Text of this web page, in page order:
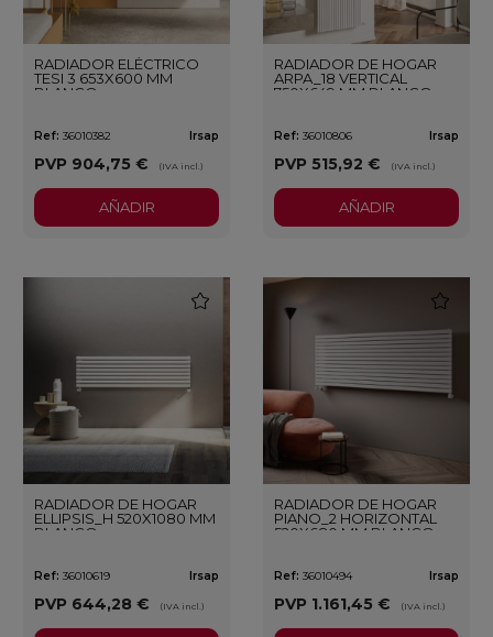
RADIADOR ELÉCTRICO
TESI 3 653X600 MM
BLANCO
Ref: 36010382 Irsap
PVP 904,75 € (IVA incl.)
AÑADIR
RADIADOR DE HOGAR
ARPA_18 VERTICAL
750X649 MM BLANCO
Ref: 36010806 Irsap
PVP 515,92 € (IVA incl.)
AÑADIR
RADIADOR DE HOGAR
ELLIPSIS_H 520X1080 MM
BLANCO
Ref: 36010619 Irsap
PVP 644,28 € (IVA incl.)
RADIADOR DE HOGAR
PIANO_2 HORIZONTAL
520X680 MM BLANCO
Ref: 36010494 Irsap
PVP 1.161,45 € (IVA incl.)